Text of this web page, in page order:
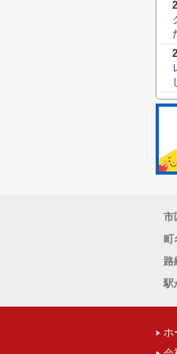
市
町
路
駅
ホ